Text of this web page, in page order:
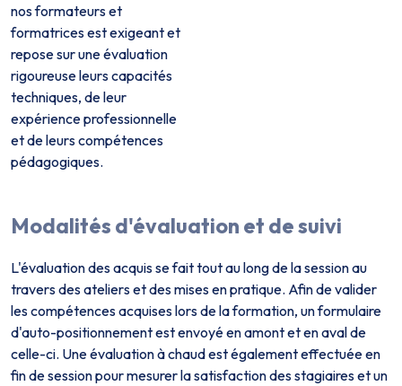
nos formateurs et
formatrices est exigeant et
repose sur une évaluation
rigoureuse leurs capacités
techniques, de leur
expérience professionnelle
et de leurs compétences
pédagogiques.
Modalités d'évaluation et de suivi
L'évaluation des acquis se fait tout au long de la session au
travers des ateliers et des mises en pratique. Afin de valider
les compétences acquises lors de la formation, un formulaire
d'auto-positionnement est envoyé en amont et en aval de
celle-ci. Une évaluation à chaud est également effectuée en
fin de session pour mesurer la satisfaction des stagiaires et un